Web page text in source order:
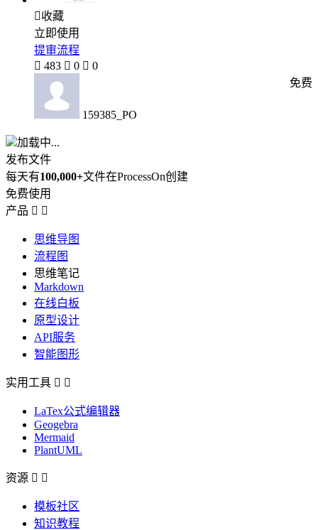
收藏
立即使用
提审流程
 483  0  0
159385_PO
免费
加载中...
发布文件
每天有100,000+文件在ProcessOn创建
免费使用
产品  
思维导图
流程图
思维笔记
Markdown
在线白板
原型设计
API服务
智能图形
实用工具  
LaTex公式编辑器
Geogebra
Mermaid
PlantUML
资源  
模板社区
知识教程